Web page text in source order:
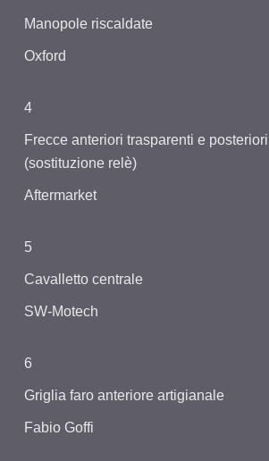
Manopole riscaldate
Oxford
4
Frecce anteriori trasparenti e
(sostituzione relè)
Aftermarket
5
Cavalletto centrale
SW-Motech
6
Griglia faro anteriore artigianale
Fabio Goffi